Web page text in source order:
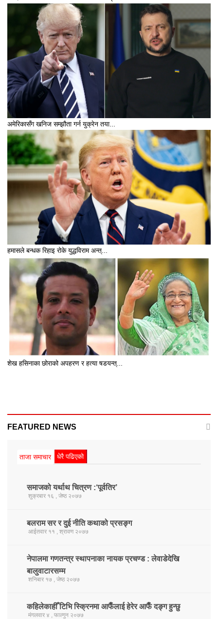
अमेरिकासँग खनिज सम्झौता गर्न युक्रेन तया...
हमासले बन्धक रिहाइ रोके युद्धविराम अन्त्...
शेख हसिनाका छोराको अपहरण र हत्या षडयन्त्...
FEATURED NEWS
ताजा समाचार धेरै पढिएको
समाजको यर्थाथ चित्रण :‘पूर्वतिर’
शुक्रबार १६ , जेष्ठ २०७७
बलराम सर र दुई नीति कथाको प्रसङ्ग
आईतवार ११ , श्रावण २०७७
नेपालमा गणतन्त्र स्थापनाका नायक प्रचण्ड : लेवाडेदेखि
बालुवाटारसम्म
शनिबार १७ , जेष्ठ २०७७
कहिलेकाहीँ टिभि स्क्रिनमा आफैँलाई हेरेर आफैँ दङ्ग हुन्छु
मंगलवार ४ , फाल्गुन २०७७